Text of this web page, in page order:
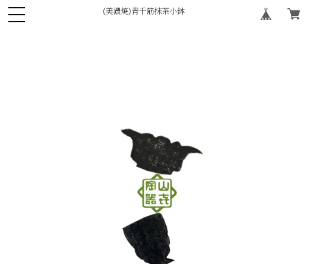
(美濃焼)青千筋抹茶小鉢